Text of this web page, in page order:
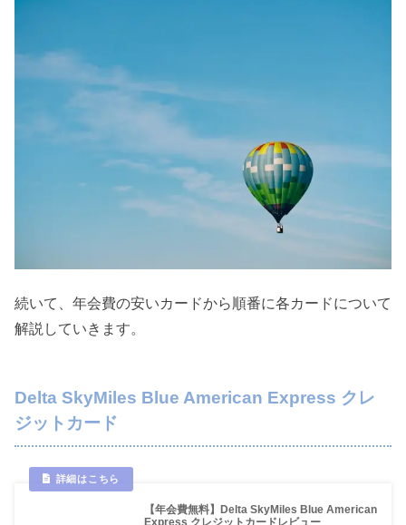
続いて、年会費の安いカードから順番に各カードについて
解説していきます。
Delta SkyMiles Blue American Express クレ
ジットカード
【年会費無料】Delta SkyMiles Blue American
Express クレジットカードレビュー